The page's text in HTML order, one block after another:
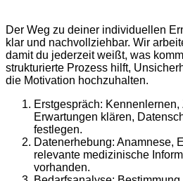
Der Weg zu deiner individuellen
klar und nachvollziehbar. Wir
damit du jederzeit weißt, was
strukturierte Prozess hilft,
die Motivation hochzuhalten.
Erstgespräch:
Erwartungen klären,
festlegen.
Datenerhebung: Anamnese,
relevante medizinische
vorhanden.